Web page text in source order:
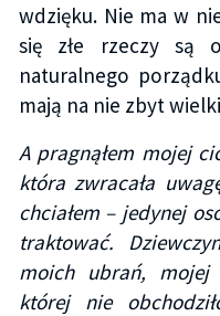
wdzięku. Nie ma w
się złe rzeczy są
naturalnego
mają na nie zbyt
A pragnąłem mojej
która zwracała
chciałem – jedynej
traktować.
moich ubrań,
której nie